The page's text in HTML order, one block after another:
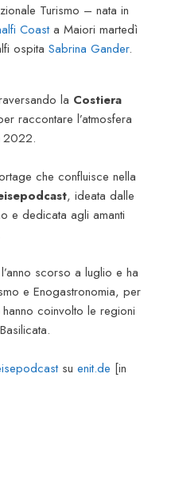
Turismo – nata in
Coasta Maiori martedì
ospita Sabrina Gander.
la Costiera
raccontare l’atmosfera
2022.
che confluisce nella
, ideata dalle
e dedicata agli amanti
scorso a luglio e ha
e Enogastronomia, per
coinvolto le regioni
su enit.de [in